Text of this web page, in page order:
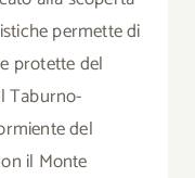
permette di
protette del
Taburno-
del
il Monte